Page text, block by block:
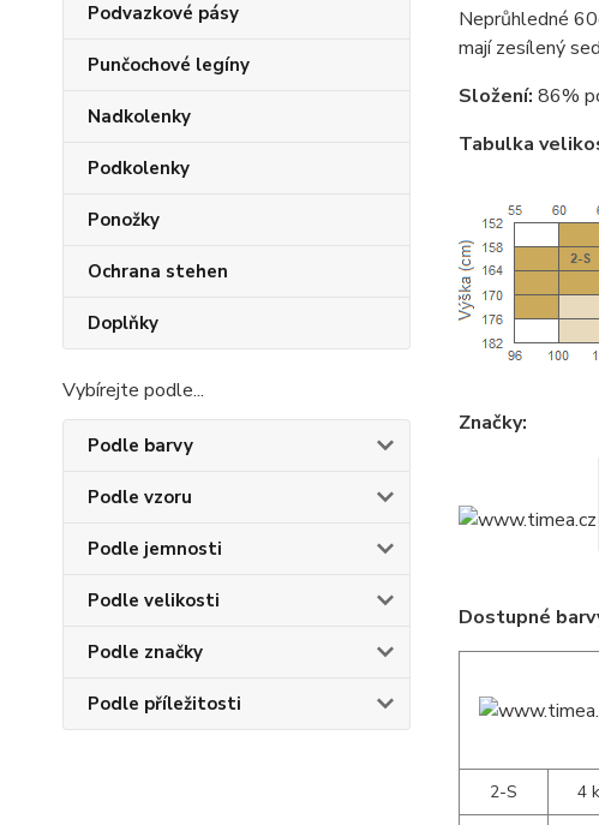
Podvazkové pásy
Punčochové legíny
Nadkolenky
Podkolenky
Ponožky
Ochrana stehen
Doplňky
Vybírejte podle...
Podle barvy
Podle vzoru
Podle jemnosti
Podle velikosti
Podle značky
Podle příležitosti
Neprůhledné
mají zesílený
Složení: 86%
Tabulka
Značky:
Dostupné
2-S
4